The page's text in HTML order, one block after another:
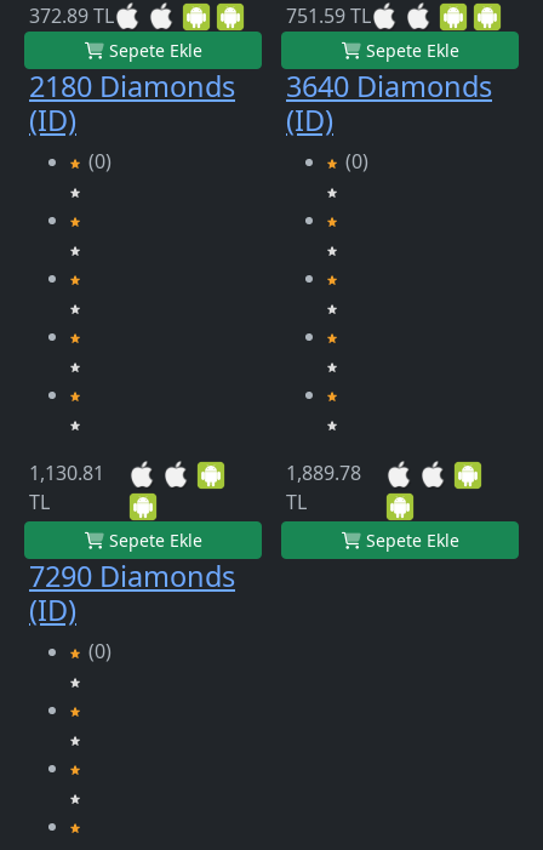
372.89 TL
Sepete Ekle
751.59 TL
Sepete Ekle
2180 Diamonds
(ID)
(0)
1,130.81
TL
Sepete Ekle
3640 Diamonds
(ID)
(0)
1,889.78
TL
Sepete Ekle
7290 Diamonds
(ID)
(0)